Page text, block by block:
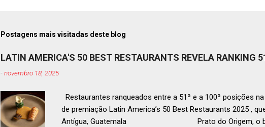
Postagens mais visitadas deste blog
LATIN AMERICA'S 50 BEST RESTAURANTS REVELA RANKING
-novembro 18, 2025
Restaurantes ranqueados entre a 51ª e a 100ª posições
de premiação Latin America’s 50 Best Restaurants 2025 ,
Antígua, Guatemala Prato do Origem, o